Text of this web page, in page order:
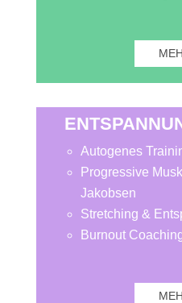
Autogenes
Progressive
Jakobsen
Stretching &
Burnout